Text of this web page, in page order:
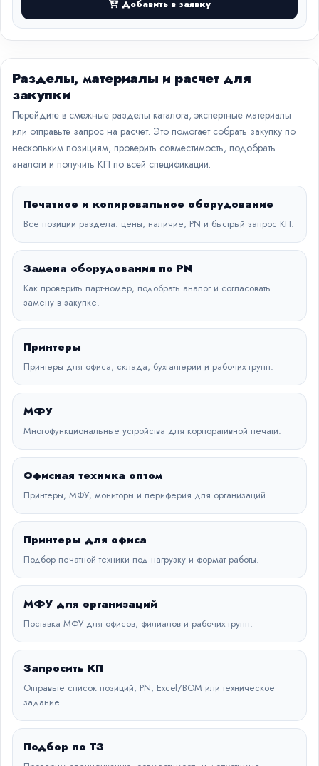
Добавить в заявку
Разделы, материалы и расчет для
закупки
Перейдите в смежные разделы каталога, экспертные материалы
или отправьте запрос на расчет. Это помогает собрать закупку по
нескольким позициям, проверить совместимость, подобрать
аналоги и получить КП по всей спецификации.
Печатное и копировальное оборудование
Все позиции раздела: цены, наличие, PN и быстрый запрос КП.
Замена оборудования по PN
Как проверить парт-номер, подобрать аналог и согласовать
замену в закупке.
Принтеры
Принтеры для офиса, склада, бухгалтерии и рабочих групп.
МФУ
Многофункциональные устройства для корпоративной печати.
Офисная техника оптом
Принтеры, МФУ, мониторы и периферия для организаций.
Принтеры для офиса
Подбор печатной техники под нагрузку и формат работы.
МФУ для организаций
Поставка МФУ для офисов, филиалов и рабочих групп.
Запросить КП
Отправьте список позиций, PN, Excel/BOM или техническое
задание.
Подбор по ТЗ